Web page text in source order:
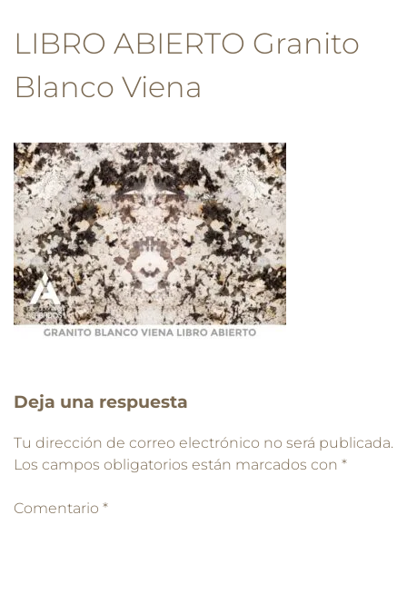
LIBRO ABIERTO Granito
Blanco Viena
Deja una respuesta
Tu dirección de correo electrónico no será publicada.
Los campos obligatorios están marcados con *
Comentario *